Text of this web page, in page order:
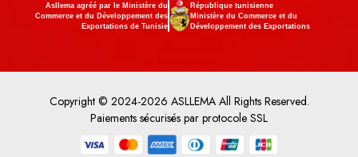
Asllema agréé par le Ministère du
Commerce et du Développement des
Exportations de Tunisie
République tunisienne
Ministère du Commerce et du
Développement des Exportations
Copyright © 2024-2026 ASLLEMA All Rights Reserved.
Paiements sécurisés par protocole SSL